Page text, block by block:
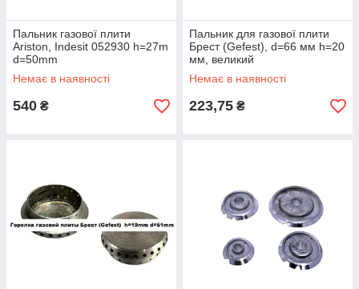
Пальник газової плити
Ariston, Indesit 052930 h=27m
d=50mm
Немає в наявності
540 ₴
Пальник для газової плити
Брест (Gefest), d=66 мм h=20
мм, великий
Немає в наявності
223,75 ₴